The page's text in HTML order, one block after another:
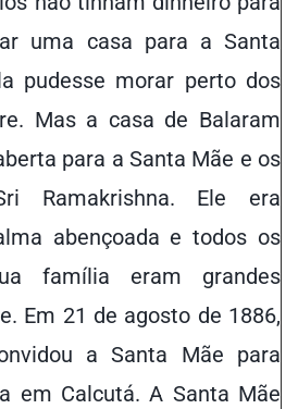
uma casa para a Santa
pudesse morar perto dos
Mas a casa de Balaram
para a Santa Mãe e os
Ramakrishna. Ele era
abençoada e todos os
família eram grandes
Em 21 de agosto de 1886,
a Santa Mãe para
em Calcutá. A Santa Mãe